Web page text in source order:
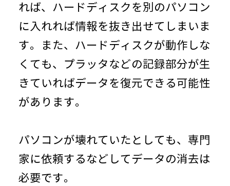
れば、ハードディスクを別のパソコン
に入れれば情報を抜き出せてしまいま
す。また、ハードディスクが動作しな
くても、プラッタなどの記録部分が生
きていればデータを復元できる可能性
があります。
パソコンが壊れていたとしても、専門
家に依頼するなどしてデータの消去は
必要です。